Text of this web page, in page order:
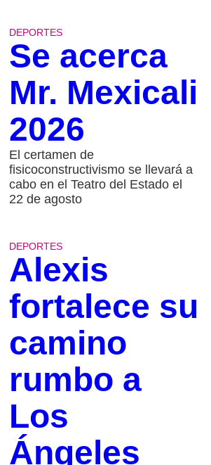
DEPORTES
Se acerca
Mr. Mexicali
2026
El certamen de
fisicoconstructivismo se llevará a
cabo en el Teatro del Estado el
22 de agosto
DEPORTES
Alexis
fortalece su
camino
rumbo a
Los
Ángeles